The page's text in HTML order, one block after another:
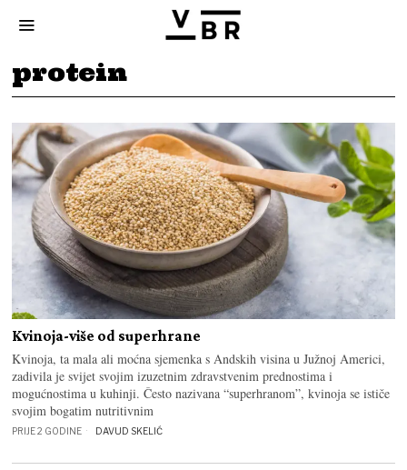
protein
Kvinoja-više od superhrane
Kvinoja, ta mala ali moćna sjemenka s Andskih visina u Južnoj Americi,
zadivila je svijet svojim izuzetnim zdravstvenim prednostima i
mogućnostima u kuhinji. Često nazivana “superhranom”, kvinoja se ističe
svojim bogatim nutritivnim
PRIJE 2 GODINE DAVUD SKELIĆ